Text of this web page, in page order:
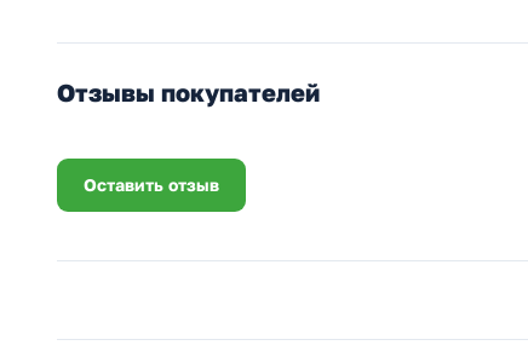
Отзывы покупателей
Оставить отзыв